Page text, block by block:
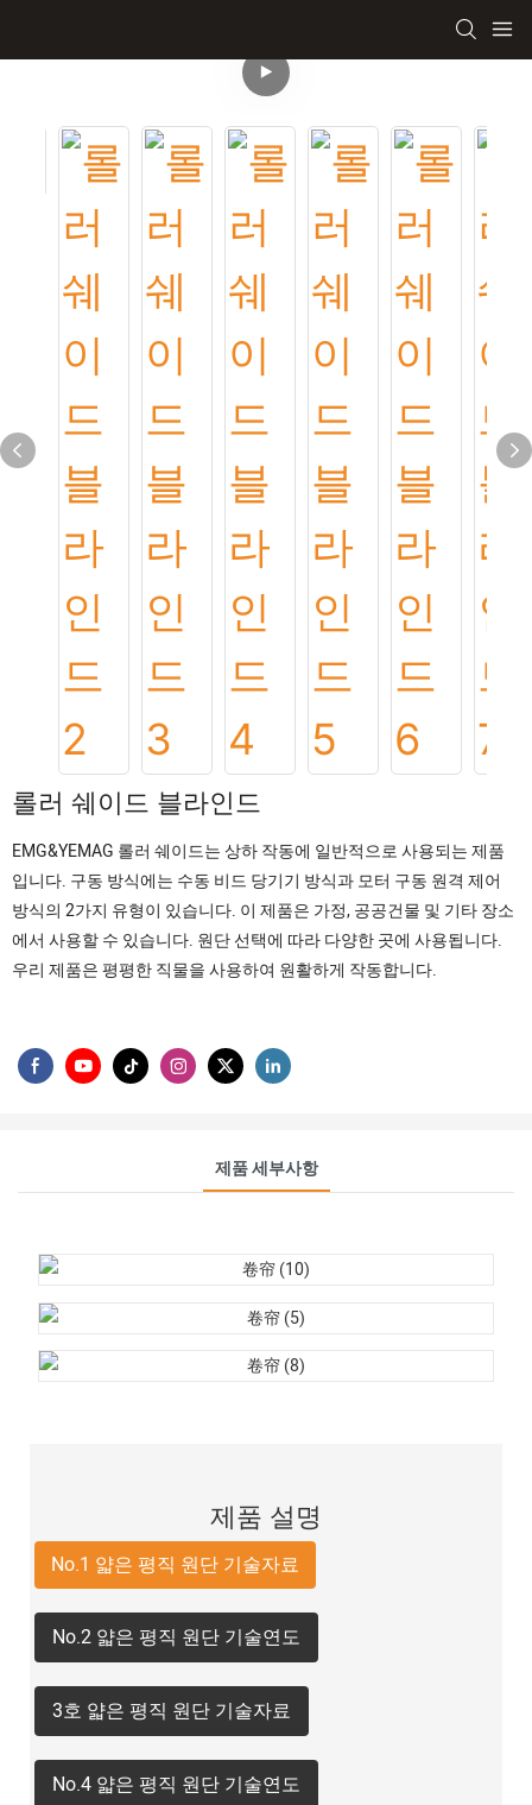
롤러 쉐이드 블라인드
EMG&YEMAG 롤러 쉐이드는 상하 작동에 일반적으로 사용되는 제품
입니다. 구동 방식에는 수동 비드 당기기 방식과 모터 구동 원격 제어
방식의 2가지 유형이 있습니다. 이 제품은 가정, 공공건물 및 기타 장소
에서 사용할 수 있습니다. 원단 선택에 따라 다양한 곳에 사용됩니다.
우리 제품은 평평한 직물을 사용하여 원활하게 작동합니다.
제품 세부사항
제품 설명
No.1 얇은 평직 원단 기술자료
No.2 얇은 평직 원단 기술연도
3호 얇은 평직 원단 기술자료
No.4 얇은 평직 원단 기술연도